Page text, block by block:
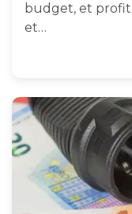
budget, et
et…